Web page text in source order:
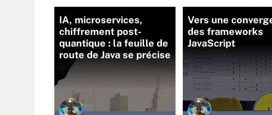
IA, microservices,
chiffrement post-
quantique : la feuille de
route de Java se précise
Vers une
des frameworks
JavaScript